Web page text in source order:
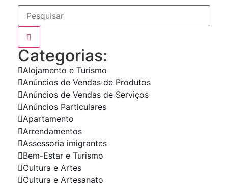
Categorias:
Alojamento e Turismo
Anúncios de Vendas de Produtos
Anúncios de Vendas de Serviços
Anúncios Particulares
Apartamento
Arrendamentos
Assessoria imigrantes
Bem-Estar e Turismo
Cultura e Artes
Cultura e Artesanato